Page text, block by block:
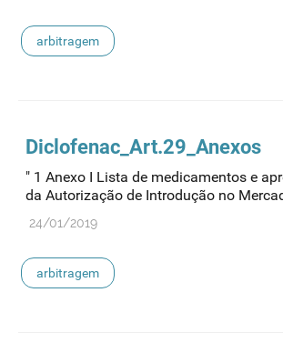
arbitragem
Diclofenac_Art.29_Anexos
" 1 Anexo I Lista de medicamentos e
da Autorização de Introdução no
24/01/2019
arbitragem